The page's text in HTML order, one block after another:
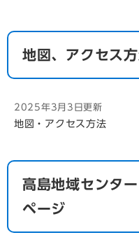
地図、アクセス
2025年3月3日更新
地図・アクセス方法
高島地域センタ
ページ